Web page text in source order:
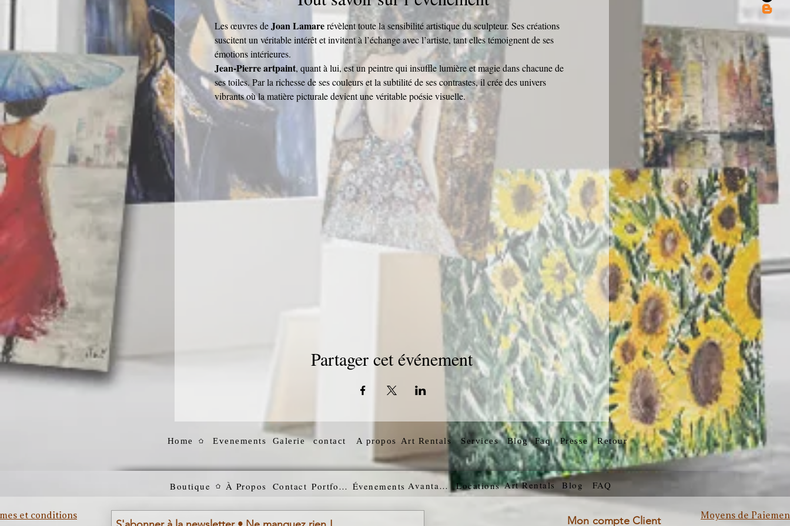
Les œuvres de Joan Lamare révèlent toute la sensibilité artistique du sculpteur. Ses créations
suscitent un véritable intérêt et invitent à l’échange avec l’artiste, tant elles témoignent de ses
émotions intérieures.
Jean-Pierre artpaint, quant à lui, est un peintre qui insuffle lumière et magie dans chacune de
ses toiles. Par la richesse de ses couleurs et la subtilité de ses contrastes, il crée des univers
vibrants où la matière picturale devient une véritable poésie visuelle.
Partager cet événement
Home Evenements Galerie contact A propos Art Rentals Services Blog Faq Presse Retour
Boutique À Propos Contact Portfolio Évenements Avantages Locations Art Rentals Blog FAQ
et conditions Mon compte Client Moyens de